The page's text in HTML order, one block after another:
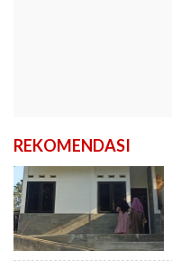
REKOMENDASI